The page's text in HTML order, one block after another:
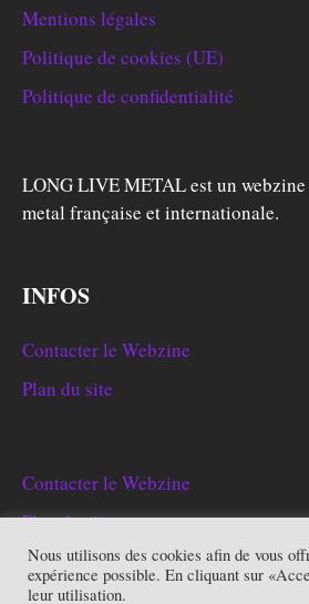
Mentions légales
Politique de cookies (UE)
Politique de confidentialité
LONG LIVE METAL est un webzine
metal française et internationale.
INFOS
Contacter le Webzine
Plan du site
Contacter le Webzine
Plan du site
Nous utilisons des cookies afin de vous
expérience possible. En cliquant sur
leur utilisation.